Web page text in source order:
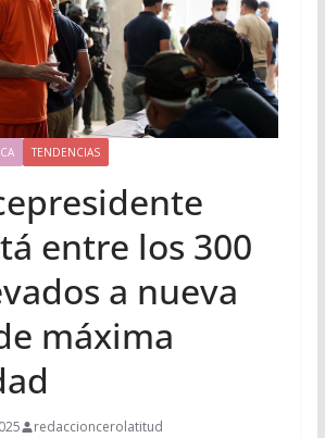
TENDENCIAS
entre los 300
a nueva
máxima
redaccioncerolatitud